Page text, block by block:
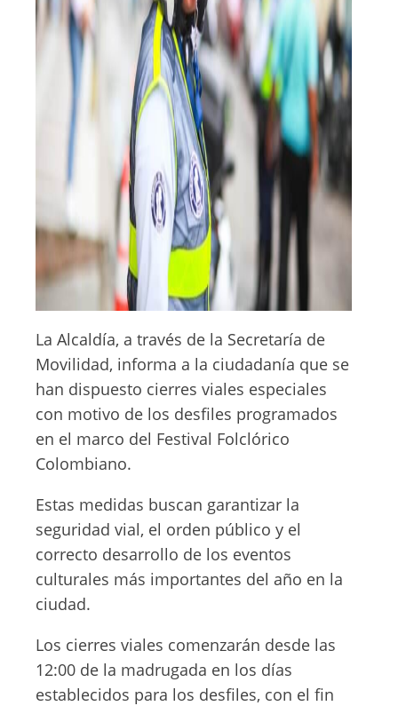
La Alcaldía, a través de la Secretaría de
Movilidad, informa a la ciudadanía que se
han dispuesto cierres viales especiales
con motivo de los desfiles programados
en el marco del Festival Folclórico
Colombiano.
Estas medidas buscan garantizar la
seguridad vial, el orden público y el
correcto desarrollo de los eventos
culturales más importantes del año en la
ciudad.
Los cierres viales comenzarán desde las
12:00 de la madrugada en los días
establecidos para los desfiles, con el fin